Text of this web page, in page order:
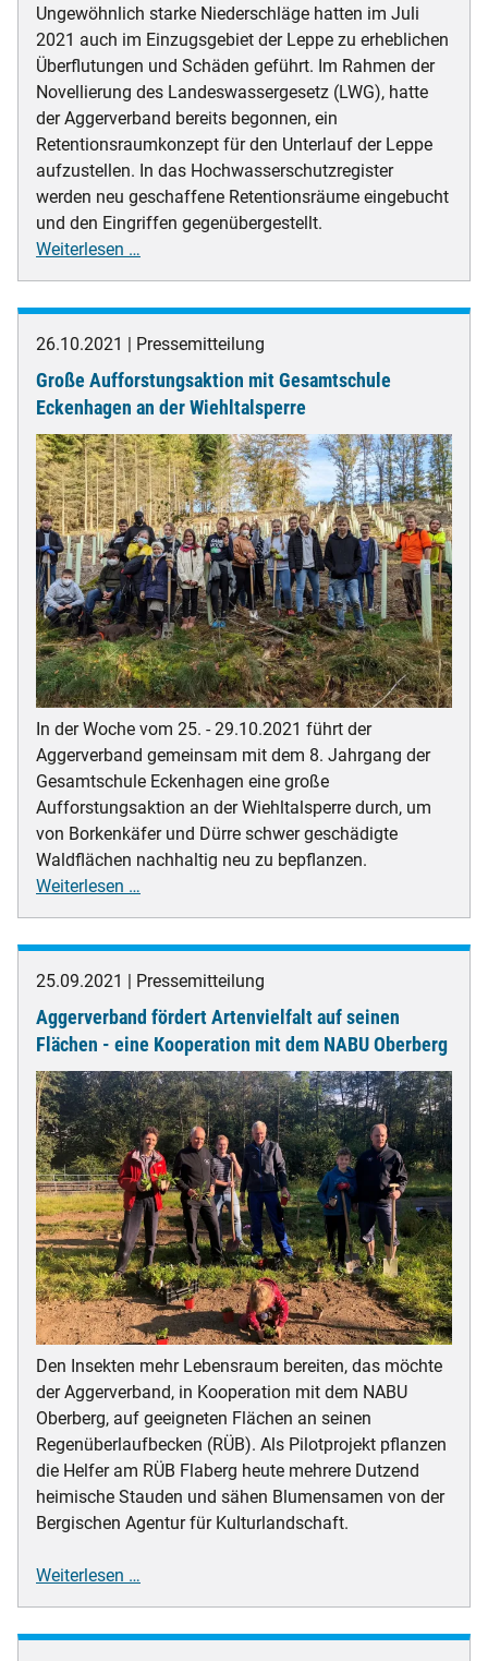
Ungewöhnlich starke Niederschläge hatten im Juli
2021 auch im Einzugsgebiet der Leppe zu erheblichen
Überflutungen und Schäden geführt. Im Rahmen der
Novellierung des Landeswassergesetz (LWG), hatte
der Aggerverband bereits begonnen, ein
Retentionsraumkonzept für den Unterlauf der Leppe
aufzustellen. In das Hochwasserschutzregister
werden neu geschaffene Retentionsräume eingebucht
und den Eingriffen gegenübergestellt.
Weiterlesen …
Maßnahmen
zur
Hochwasserprävention
26.10.2021 Pressemitteilung
Große Aufforstungsaktion mit Gesamtschule
Eckenhagen an der Wiehltalsperre
In der Woche vom 25. - 29.10.2021 führt der
Aggerverband gemeinsam mit dem 8. Jahrgang der
Gesamtschule Eckenhagen eine große
Aufforstungsaktion an der Wiehltalsperre durch, um
von Borkenkäfer und Dürre schwer geschädigte
Waldflächen nachhaltig neu zu bepflanzen.
Weiterlesen …
Eckenhagen
an
der
Wiehltalsperre
25.09.2021 Pressemitteilung
Aggerverband fördert Artenvielfalt auf seinen
Flächen - eine Kooperation mit dem NABU Oberberg
Den Insekten mehr Lebensraum bereiten, das möchte
der Aggerverband, in Kooperation mit dem NABU
Oberberg, auf geeigneten Flächen an seinen
Regenüberlaufbecken (RÜB). Als Pilotprojekt pflanzen
die Helfer am RÜB Flaberg heute mehrere Dutzend
heimische Stauden und sähen Blumensamen von der
Bergischen Agentur für Kulturlandschaft.
Weiterlesen …